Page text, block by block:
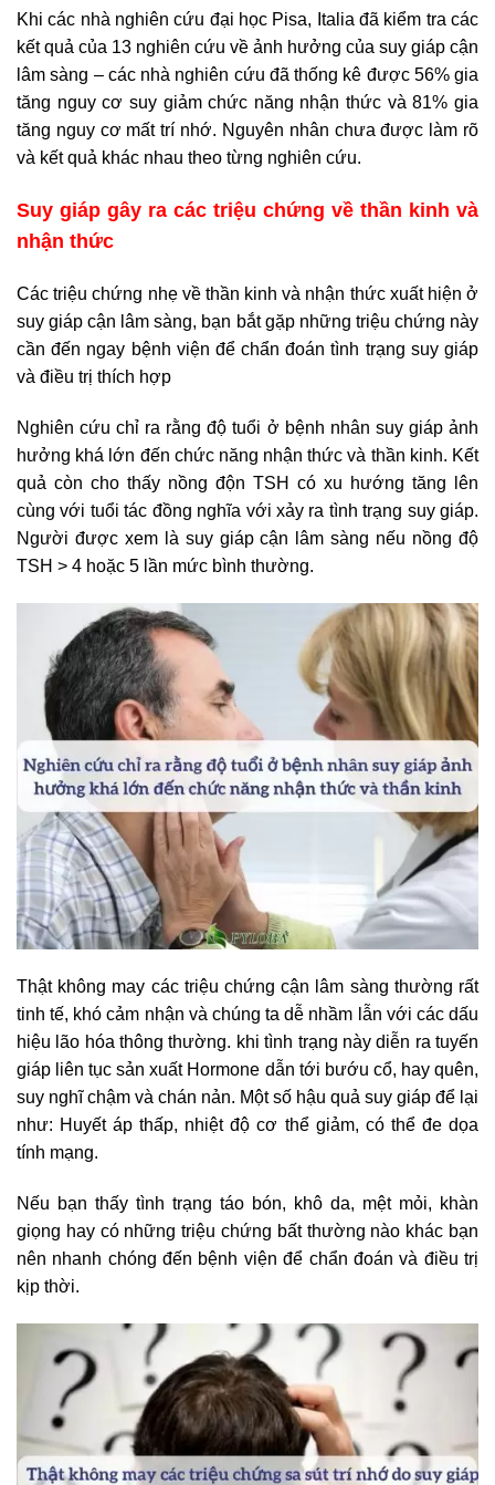
Khi các nhà nghiên cứu đại học Pisa, Italia đã kiểm tra các
kết quả của 13 nghiên cứu về ảnh hưởng của suy giáp cận
lâm sàng – các nhà nghiên cứu đã thống kê được 56% gia
tăng nguy cơ suy giảm chức năng nhận thức và 81% gia
tăng nguy cơ mất trí nhớ. Nguyên nhân chưa được làm rõ
và kết quả khác nhau theo từng nghiên cứu.
Suy giáp gây ra các triệu chứng về thần kinh và
nhận thức
Các triệu chứng nhẹ về thần kinh và nhận thức xuất hiện ở
suy giáp cận lâm sàng, bạn bắt gặp những triệu chứng này
cần đến ngay bệnh viện để chẩn đoán tình trạng suy giáp
và điều trị thích hợp
Nghiên cứu chỉ ra rằng độ tuổi ở bệnh nhân suy giáp ảnh
hưởng khá lớn đến chức năng nhận thức và thần kinh. Kết
quả còn cho thấy nồng độn TSH có xu hướng tăng lên
cùng với tuổi tác đồng nghĩa với xảy ra tình trạng suy giáp.
Người được xem là suy giáp cận lâm sàng nếu nồng độ
TSH > 4 hoặc 5 lần mức bình thường.
Thật không may các triệu chứng cận lâm sàng thường rất
tinh tế, khó cảm nhận và chúng ta dễ nhầm lẫn với các dấu
hiệu lão hóa thông thường. khi tình trạng này diễn ra tuyến
giáp liên tục sản xuất Hormone dẫn tới bướu cổ, hay quên,
suy nghĩ chậm và chán nản. Một số hậu quả suy giáp để lại
như: Huyết áp thấp, nhiệt độ cơ thể giảm, có thể đe dọa
tính mạng.
Nếu bạn thấy tình trạng táo bón, khô da, mệt mỏi, khàn
giọng hay có những triệu chứng bất thường nào khác bạn
nên nhanh chóng đến bệnh viện để chẩn đoán và điều trị
kịp thời.